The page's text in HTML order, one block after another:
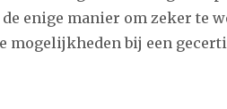
enige manier om zeker te
mogelijkheden bij een